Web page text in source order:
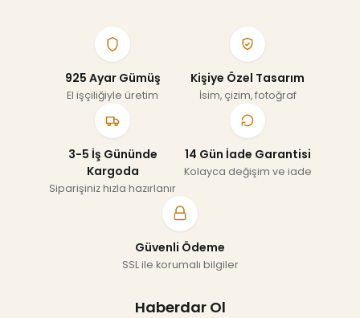
925 Ayar Gümüş
El işçiliğiyle üretim
Kişiye Özel Tasarım
İsim, çizim, fotoğraf
3-5 İş Gününde
Kargoda
Siparişiniz hızla hazırlanır
14 Gün İade Garantisi
Kolayca değişim ve iade
Güvenli Ödeme
SSL ile korumalı bilgiler
Haberdar Ol